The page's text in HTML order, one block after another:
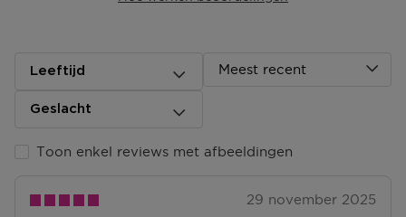
Zodra jouw pakket klaar ligt dan ontvang je een mail.
ophalen.
Leeftijd
Geslacht
Toon enkel reviews met afbeeldingen
Meest recent
29 november 2025